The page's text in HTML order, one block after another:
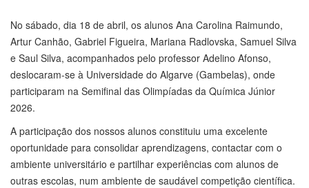
No sábado, dia 18 de abril, os alunos Ana Carolina Raimundo,
Artur Canhão, Gabriel Figueira, Mariana Radlovska, Samuel Silva
e Saul Silva, acompanhados pelo professor Adelino Afonso,
deslocaram-se à Universidade do Algarve (Gambelas), onde
participaram na Semifinal das Olimpíadas da Química Júnior
2026.
A participação dos nossos alunos constituiu uma excelente
oportunidade para consolidar aprendizagens, contactar com o
ambiente universitário e partilhar experiências com alunos de
outras escolas, num ambiente de saudável competição científica.